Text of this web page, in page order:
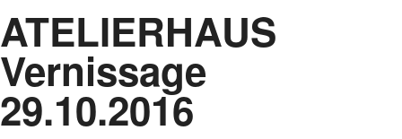
ATELIERHAUS
Vernissage
29.10.2016